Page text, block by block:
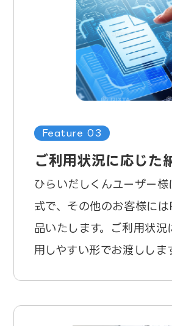
Feature 03
ご利用状況に応じた
ひらいだしくんユーザー
式で、その他のお客様に
品いたします。ご利用状況
用しやすい形でお渡ししま